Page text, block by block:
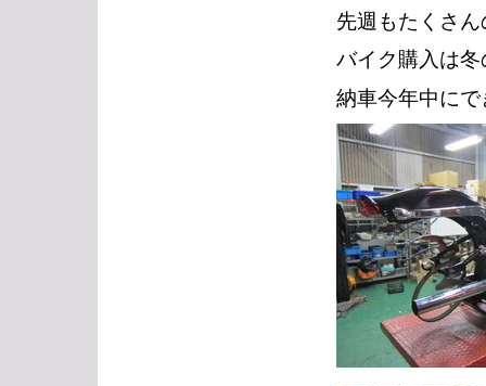
先週もたくさ
バイク購入は
納車今年中に